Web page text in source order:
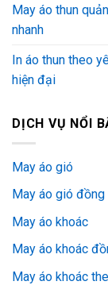
May áo thun
nhanh
In áo thun theo
hiện đại
DỊCH VỤ NỔI
May áo gió
May áo gió đồng
May áo khoác
May áo khoác
May áo khoác